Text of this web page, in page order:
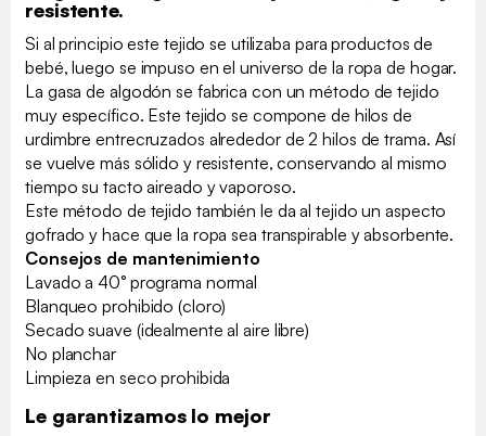
resistente.
Si al principio este tejido se utilizaba para productos de
bebé, luego se impuso en el universo de la ropa de hogar.
La gasa de algodón se fabrica con un método de tejido
muy específico. Este tejido se compone de hilos de
urdimbre entrecruzados alrededor de 2 hilos de trama. Así
se vuelve más sólido y resistente, conservando al mismo
tiempo su tacto aireado y vaporoso.
Este método de tejido también le da al tejido un aspecto
gofrado y hace que la ropa sea transpirable y absorbente.
Consejos de mantenimiento
Lavado a 40° programa normal
Blanqueo prohibido (cloro)
Secado suave (idealmente al aire libre)
No planchar
Limpieza en seco prohibida
Le garantizamos lo mejor